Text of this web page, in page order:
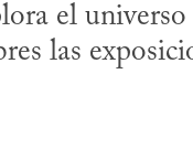
el
las